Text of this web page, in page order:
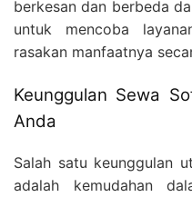
berkesan dan berbeda
untuk mencoba
rasakan manfaatnya
Keunggulan Sewa
Anda
Salah satu keunggulan
adalah kemudahan